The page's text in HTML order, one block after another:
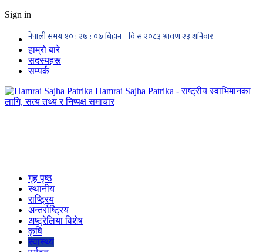
Sign in
हाम्रो बारे
सदस्यहरू
सम्पर्क
Hamrai Sajha Patrika - राष्ट्रीय स्वाभिमानका
लागि, सत्य तथ्य र निष्पक्ष समाचार
गृह पृष्ठ
स्थानीय
राष्ट्रिय
अन्तर्राष्ट्रिय
अष्ट्रेलिया विशेष
कृषि
स्वास्थ्य